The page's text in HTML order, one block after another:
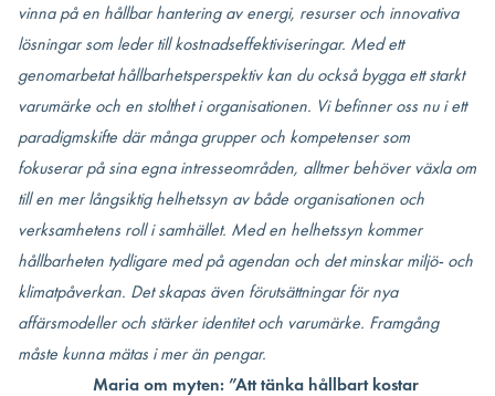
vinna på en hållbar hantering av energi, resurser och innovativa
lösningar som leder till kostnadseffektiviseringar. Med ett
genomarbetat hållbarhetsperspektiv kan du också bygga ett starkt
varumärke och en stolthet i organisationen. Vi befinner oss nu i ett
paradigmskifte där många grupper och kompetenser som
fokuserar på sina egna intresseområden, alltmer behöver växla om
till en mer långsiktig helhetssyn av både organisationen och
verksamhetens roll i samhället. Med en helhetssyn kommer
hållbarheten tydligare med på agendan och det minskar miljö- och
klimatpåverkan. Det skapas även förutsättningar för nya
affärsmodeller och stärker identitet och varumärke. Framgång
måste kunna mätas i mer än pengar.
Maria om myten: ”Att tänka hållbart kostar